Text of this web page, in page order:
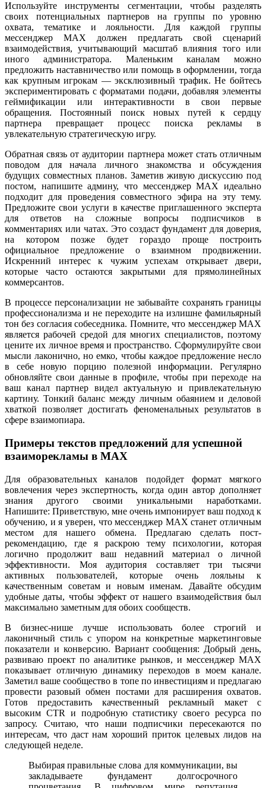
Используйте инструменты сегментации, чтобы разделять
своих потенциальных партнеров на группы по уровню
охвата, тематике и лояльности. Для каждой группы
мессенджер MAX должен предлагать свой сценарий
взаимодействия, учитывающий масштаб влияния того или
иного администратора. Маленьким каналам можно
предложить наставничество или помощь в оформлении, тогда
как крупным игрокам — эксклюзивный трафик. Не бойтесь
экспериментировать с форматами подачи, добавляя элементы
геймификации или интерактивности в свои первые
обращения. Постоянный поиск новых путей к сердцу
партнера превращает процесс поиска рекламы в
увлекательную стратегическую игру.
Обратная связь от аудитории партнера может стать отличным
поводом для начала личного знакомства и обсуждения
будущих совместных планов. Заметив живую дискуссию под
постом, напишите админу, что мессенджер MAX идеально
подходит для проведения совместного эфира на эту тему.
Предложите свои услуги в качестве приглашенного эксперта
для ответов на сложные вопросы подписчиков в
комментариях или чатах. Это создаст фундамент для доверия,
на котором позже будет гораздо проще построить
официальное предложение о взаимном продвижении.
Искренний интерес к чужим успехам открывает двери,
которые часто остаются закрытыми для прямолинейных
коммерсантов.
В процессе персонализации не забывайте сохранять границы
профессионализма и не переходите на излишне фамильярный
тон без согласия собеседника. Помните, что мессенджер MAX
является рабочей средой для многих специалистов, поэтому
цените их личное время и пространство. Сформулируйте свои
мысли лаконично, но емко, чтобы каждое предложение несло
в себе новую порцию полезной информации. Регулярно
обновляйте свои данные в профиле, чтобы при переходе на
ваш канал партнер видел актуальную и привлекательную
картину. Тонкий баланс между личным обаянием и деловой
хваткой позволяет достигать феноменальных результатов в
сфере взаимопиара.
Примеры текстов предложений для успешной
взаиморекламы в MAX
Для образовательных каналов подойдет формат мягкого
вовлечения через экспертность, когда один автор дополняет
знания другого своими уникальными наработками.
Напишите: Приветствую, мне очень импонирует ваш подход к
обучению, и я уверен, что мессенджер MAX станет отличным
местом для нашего обмена. Предлагаю сделать пост-
рекомендацию, где я раскрою тему психологии, которая
логично продолжит ваш недавний материал о личной
эффективности. Моя аудитория составляет три тысячи
активных пользователей, которые очень лояльны к
качественным советам и новым именам. Давайте обсудим
удобные даты, чтобы эффект от нашего взаимодействия был
максимально заметным для обоих сообществ.
В бизнес-нише лучше использовать более строгий и
лаконичный стиль с упором на конкретные маркетинговые
показатели и конверсию. Вариант сообщения: Добрый день,
развиваю проект по аналитике рынков, и мессенджер MAX
показывает отличную динамику переходов в моем канале.
Заметил ваше сообщество в топе по инвестициям и предлагаю
провести разовый обмен постами для расширения охватов.
Готов предоставить качественный рекламный макет с
высоким CTR и подробную статистику своего ресурса по
запросу. Считаю, что наши подписчики пересекаются по
интересам, что даст нам хороший приток целевых лидов на
следующей неделе.
Выбирая правильные слова для коммуникации, вы
закладываете фундамент долгосрочного